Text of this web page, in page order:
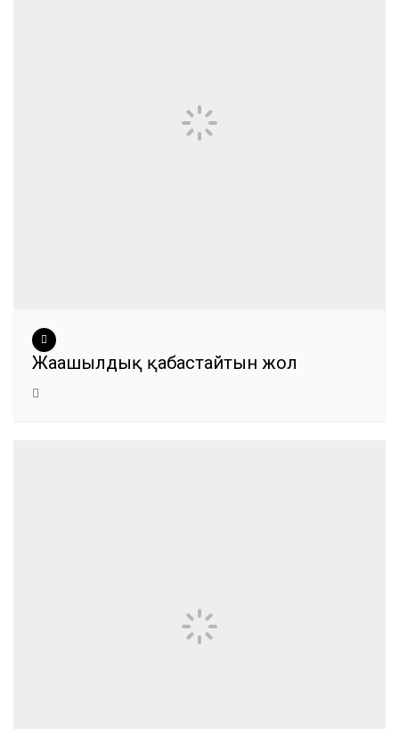
Жаңашылдық қабастайтын жол